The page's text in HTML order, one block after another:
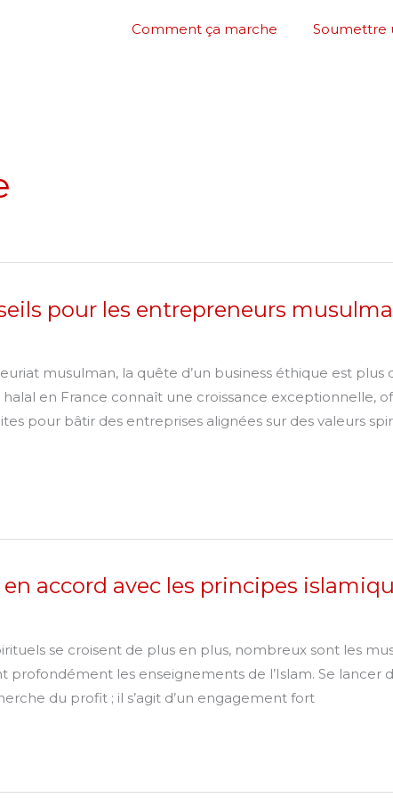
Comment ça marche Soumettre
pour les entrepreneurs
musulman, la quête d’un business éthique est plus
en France connaît une croissance exceptionnelle,
pour bâtir des entreprises alignées sur des valeurs
accord avec les principes
se croisent de plus en plus, nombreux sont les
les enseignements de l’Islam. Se lancer
du profit ; il s’agit d’un engagement fort